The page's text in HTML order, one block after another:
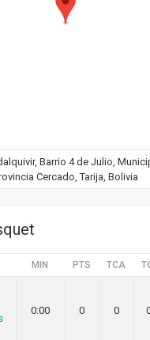
Barrio 4 de Julio,
Cercado, Tarija, Bolivia
MIN PTS TCA
0:00 0 0